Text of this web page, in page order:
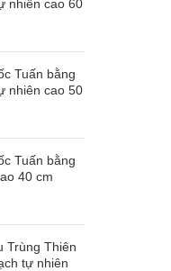
nhiên cao 60
Tuấn bằng
nhiên cao 50
Tuấn bằng
40 cm
Trùng Thiên
tự nhiên